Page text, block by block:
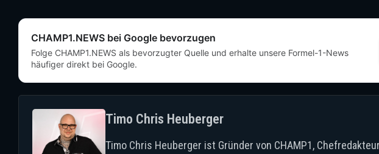
CHAMP1.NEWS bei Google bevorzugen
Folge CHAMP1.NEWS als bevorzugter Quelle und erhalte unsere Formel-1-News
häufiger direkt bei Google.
Timo Chris Heuberger
Timo Chris Heuberger ist Gründer von CHAMP1,